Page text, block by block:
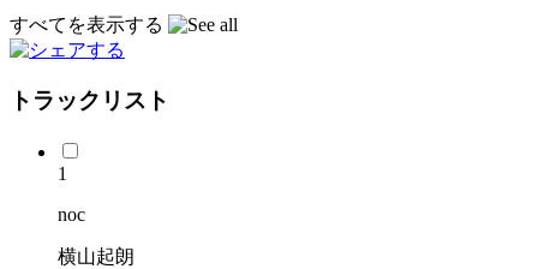
すべてを表示する
トラックリスト
1
noc
横山起朗